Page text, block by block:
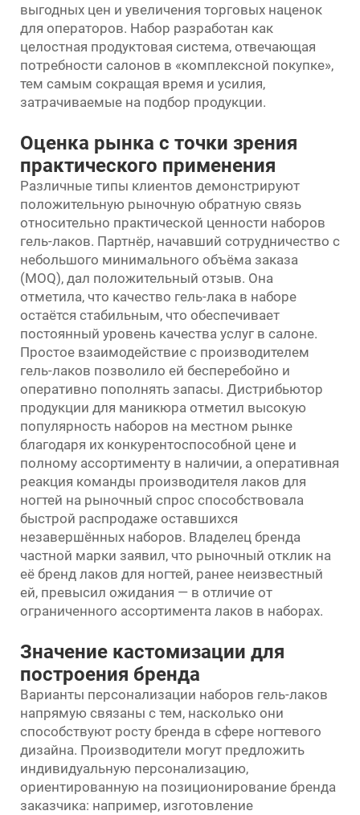
выгодных цен и увеличения торговых наценок
для операторов. Набор разработан как
целостная продуктовая система, отвечающая
потребности салонов в «комплексной покупке»,
тем самым сокращая время и усилия,
затрачиваемые на подбор продукции.
Оценка рынка с точки зрения
практического применения
Различные типы клиентов демонстрируют
положительную рыночную обратную связь
относительно практической ценности наборов
гель-лаков. Партнёр, начавший сотрудничество с
небольшого минимального объёма заказа
(MOQ), дал положительный отзыв. Она
отметила, что качество гель-лака в наборе
остаётся стабильным, что обеспечивает
постоянный уровень качества услуг в салоне.
Простое взаимодействие с производителем
гель-лаков позволило ей бесперебойно и
оперативно пополнять запасы. Дистрибьютор
продукции для маникюра отметил высокую
популярность наборов на местном рынке
благодаря их конкурентоспособной цене и
полному ассортименту в наличии, а оперативная
реакция команды производителя лаков для
ногтей на рыночный спрос способствовала
быстрой распродаже оставшихся
незавершённых наборов. Владелец бренда
частной марки заявил, что рыночный отклик на
её бренд лаков для ногтей, ранее неизвестный
ей, превысил ожидания — в отличие от
ограниченного ассортимента лаков в наборах.
Значение кастомизации для
построения бренда
Варианты персонализации наборов гель-лаков
напрямую связаны с тем, насколько они
способствуют росту бренда в сфере ногтевого
дизайна. Производители могут предложить
индивидуальную персонализацию,
ориентированную на позиционирование бренда
заказчика: например, изготовление